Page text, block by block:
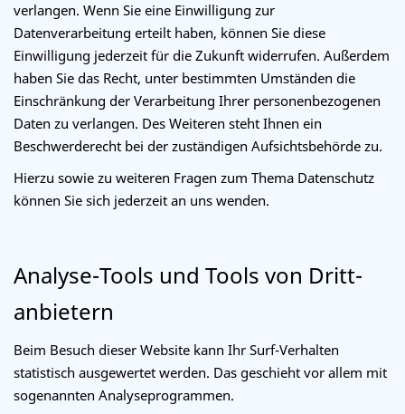
verlangen. Wenn Sie eine Einwilligung zur
Datenverarbeitung erteilt haben, können Sie diese
Einwilligung jederzeit für die Zukunft widerrufen. Außerdem
haben Sie das Recht, unter bestimmten Umständen die
Einschränkung der Verarbeitung Ihrer personenbezogenen
Daten zu verlangen. Des Weiteren steht Ihnen ein
Beschwerderecht bei der zuständigen Aufsichtsbehörde zu.
Hierzu sowie zu weiteren Fragen zum Thema Datenschutz
können Sie sich jederzeit an uns wenden.
Analyse-Tools und Tools von Dritt­
anbietern
Beim Besuch dieser Website kann Ihr Surf-Verhalten
statistisch ausgewertet werden. Das geschieht vor allem mit
sogenannten Analyseprogrammen.